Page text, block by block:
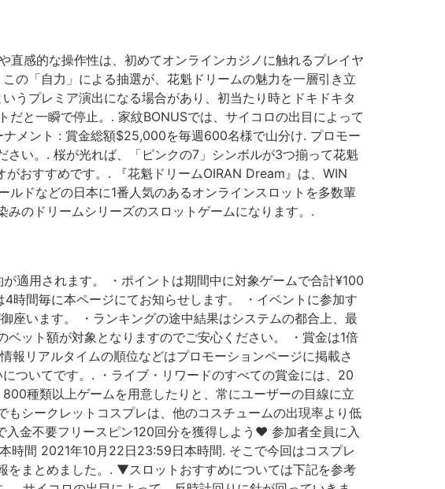
感的な操作性は、初めてオンラインカジノに触れるプレイヤ
の「自力」による抽選が、花魁ドリームの魅力を一層引き立
うプレミア演出になる場合があり、初当たり時とドキドキタ
と一瞬で停止。. 家紋BONUSでは、サイコロの出目によって
メント : 賞金総額$25,000を毎週600名様で山分け. プロモー
い。. 桜が光れば、「ピンクの7」シンボルが3つ揃って花魁
おすすめです。. 『花魁ドリームOIRAN Dream』は、WIN
ドなどの日本に1番人気のあるオンラインスロットを多数輩
のドリームシリーズのスロットゲームになります。.
適用されます。 ・ポイントは期間中に対象ゲームで合計¥100
時間毎に本ページにてお知らせします。 ・イベントに参加す
座います。 ・ランキングの途中結果はシステムの都合上、最
ット額が対象となりますのでご安心ください。 ・賞金は1倍
報リアルタイムの順位などはプロモーションページに掲載さ
ついてです。. ・ライブ・リワードのすべての賞金には、20
種類以上ゲームを用意したりと、常にユーザーの目線に立
シークレットコスプレは、他のコスチュームの出現率より低
金不要フリースピン120回分を獲得しよう♥ 参加者全員に入
時間 2021年10月22日23:59日本時間. そこで今回はコスプレ
をまとめました。. ▼スロットおすすめについては下記を参考